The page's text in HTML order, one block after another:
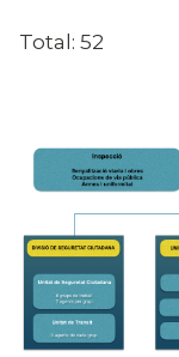
Total: 52